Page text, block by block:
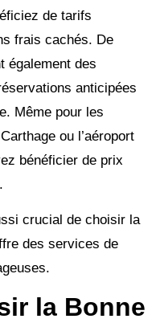
de tarifs
frais cachés. De
également des
anticipées
Même pour les
ou l’aéroport
bénéficier de prix
crucial de choisir la
des services de
la Bonne